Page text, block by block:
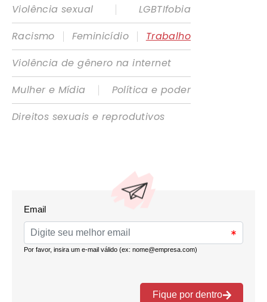
Violência sexual
|
LGBTIfobia
Racismo
| Feminicídio |
Trabalho
Violência de gênero na internet
Mulher e Mídia
|
Política e poder
Direitos sexuais e reprodutivos